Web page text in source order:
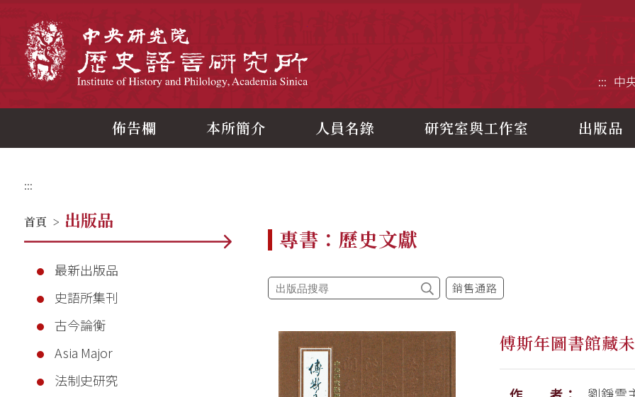
::: 中
佈告欄 本所簡介 人員名錄 研究室與工作室 出版品
:::
首頁 > 出版品
最新出版品
史語所集刊
古今論衡
Asia Major
法制史研究
專書：歷史文獻
銷售通路
傅斯年圖書館藏
劉錚雲